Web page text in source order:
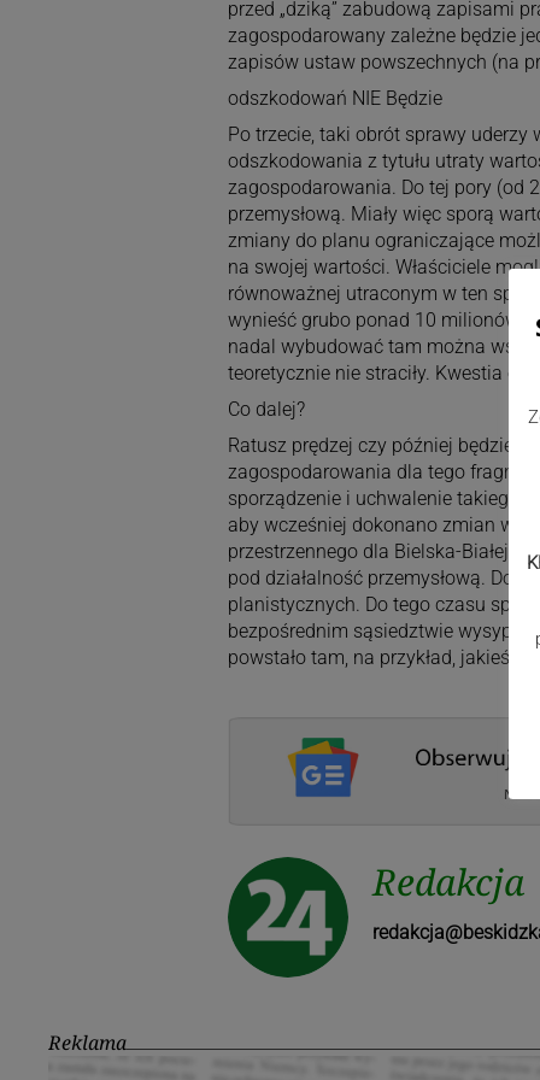
przed „dziką” zabudową zapisami
zagospodarowany zależne będzie
zapisów ustaw powszechnych (na
odszkodowań NIE Będzie
Po trzecie, taki obrót sprawy uderzy
odszkodowania z tytułu utraty
zagospodarowania. Do tej pory (od
przemysłową. Miały więc sporą
zmiany do planu ograniczające
na swojej wartości. Właściciele
równoważnej utraconym w ten
wynieść grubo ponad 10 milionów
nadal wybudować tam można
teoretycznie nie straciły. Kwestia
Co dalej?
Ratusz prędzej czy później będzie
zagospodarowania dla tego
sporządzenie i uchwalenie takiego
aby wcześniej dokonano zmian w
przestrzennego dla Bielska-Białej,
pod działalność przemysłową.
planistycznych. Do tego czasu
bezpośrednim sąsiedztwie
powstało tam, na przykład, jakieś
Redakcja
Reklama